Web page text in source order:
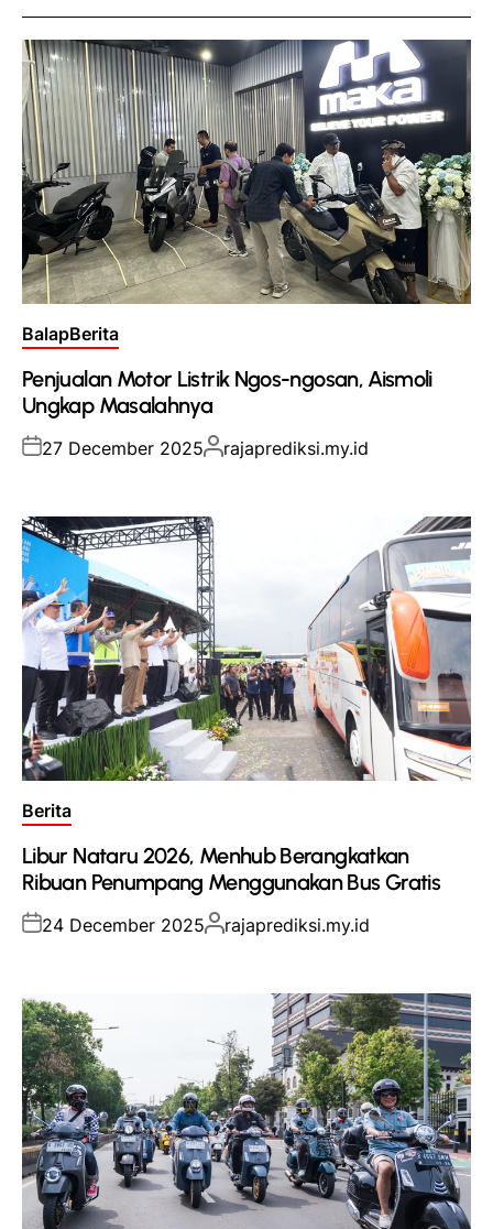
Posted
BalapBerita
Penjualan Motor Listrik Ngos-ngosan, Aismoli
Ungkap Masalahnya
Posted
27 December 2025Posted
rajaprediksi.my.id
Posted
Berita
Libur Nataru 2026, Menhub Berangkatkan
Ribuan Penumpang Menggunakan Bus Gratis
Posted
24 December 2025Posted
rajaprediksi.my.id